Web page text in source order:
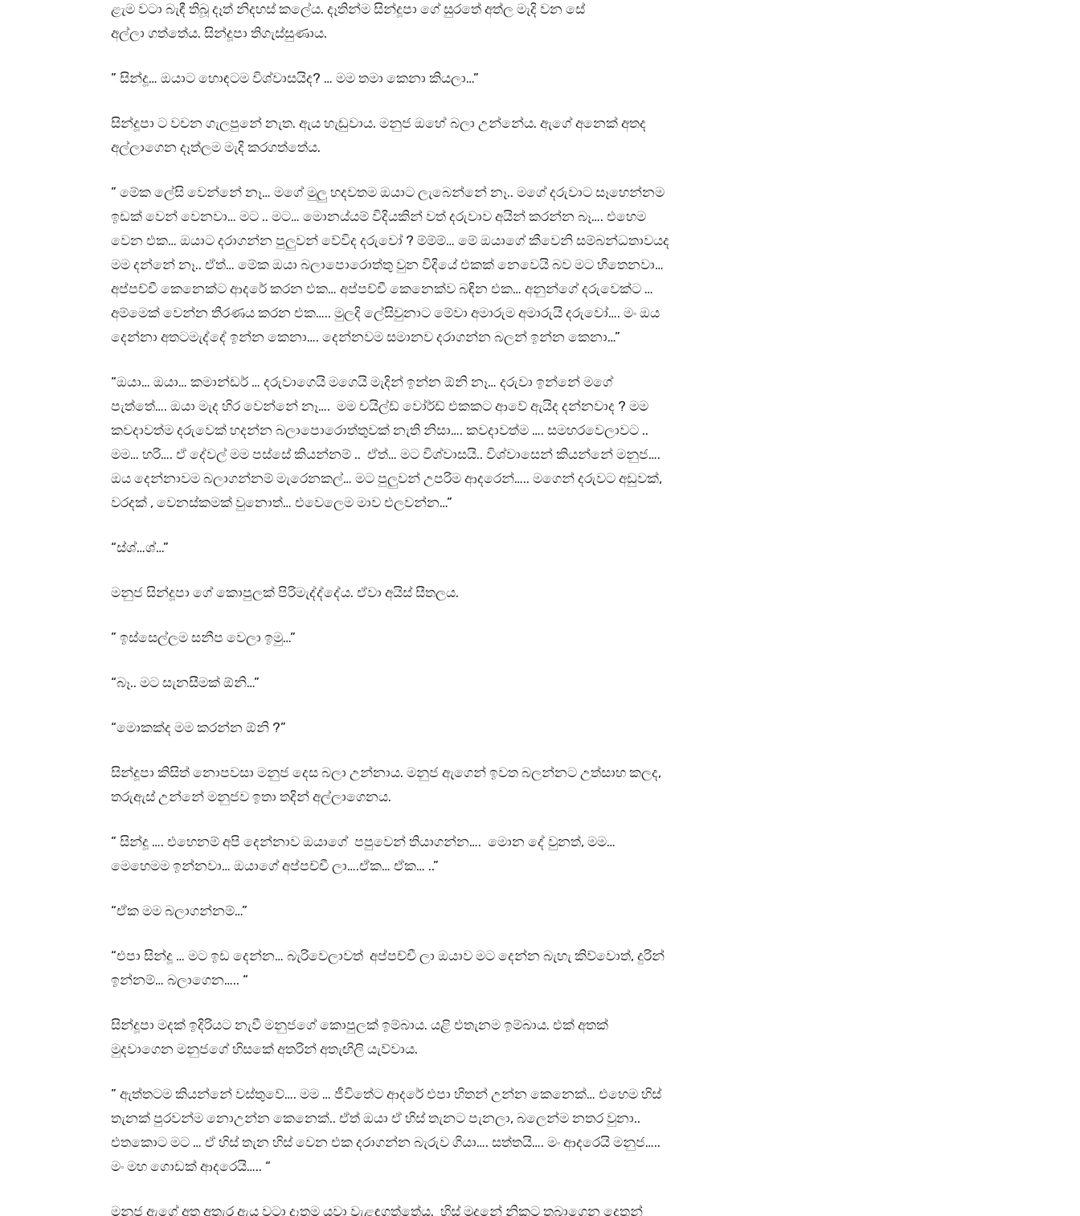
ළැම වටා බැඳී තිබූ දෑත් නිදහස් කලේය. දෑතින්ම සින්දූපා ගේ සුරතේ අත්ල මැදි වන සේ
අල්ලා ගත්තේය. සින්දූපා තිගැස්සුණාය.
” සින්දූ… ඔයාට හොඳටම විශ්වාසයිද? … මම තමා කෙනා කියලා…”
සින්දූපා ට වචන ගැලපුනේ නැත. ඇය හැඬුවාය. මනුජ ඔහේ බලා උන්නේය. ඇගේ අනෙක් අතද
අල්ලාගෙන දෑත්ලම මැදි කරගත්තේය.
” මේක ලේසි වෙන්නේ නෑ… මගේ මුලු හදවතම ඔයාට ලැබෙන්නේ නෑ.. මගේ දරුවාට සෑහෙන්නම
ඉඩක් වෙන් වෙනවා… මට .. මට… මොනය්යම් විදියකින් වත් දරුවාව අයින් කරන්න බෑ…. එහෙම
වෙන එක… ඔයාට දරාගන්න පුලුවන් වේවිද දරුවෝ ? ම්ම්ම්… මේ ඔයාගේ කීවෙනි සම්බන්ධතාවයද
මම දන්නේ නෑ.. ඒත්… මේක ඔයා බලාපොරොත්තු වුන විදියේ එකක් නෙවෙයි බව මට හිතෙනවා…
අප්පච්චී කෙනෙක්ට ආදරේ කරන එක… අප්පච්චී කෙනෙක්ව බඳින එක… අනුන්ගේ දරුවෙක්ට …
අම්මෙක් වෙන්න තීරණය කරන එක….. මුලදි ලේසිවුනාට මේවා අමාරුම අමාරුයි දරුවෝ…. මං ඔය
දෙන්නා අතටමැද්දේ ඉන්න කෙනා…. දෙන්නවම සමානව දරාගන්න බලන් ඉන්න කෙනා…”
“ඔයා… ඔයා… කමාන්ඩර් … දරුවාගෙයි මගෙයි මැදින් ඉන්න ඕනි නෑ… දරුවා ඉන්නේ මගේ
පැත්තේ…. ඔයා මැද හිර වෙන්නේ නෑ…. මම චයිල්ඩ් වෝර්ඩ් එකකට ආවේ ඇයිද දන්නවාද ? මම
කවදාවත්ම දරුවෙක් හදන්න බලාපොරොත්තුවක් නැති නිසා…. කවදාවත්ම …. සමහරවෙලාවට ..
මම… හරි…. ඒ දේවල් මම පස්සේ කියන්නම් .. ඒත්… මට විශ්වාසයි.. විශ්වාසෙන් කියන්නේ මනුජ….
ඔය දෙන්නාවම බලාගන්නම් මැරෙනකල්… මට පුලුවන් උපරිම ආදරෙන්….. මගෙන් දරුවට අඩුවක්,
වරදක් , වෙනස්කමක් වුනොත්… එවෙලෙම මාව එලවන්න…”
“ස්ශ්…ශ්…”
මනුජ සින්දූපා ගේ කොපුලක් පිරිමැද්ද්දේය. ඒවා අයිස් සීතලය.
” ඉස්සෙල්ලම සනීප වෙලා ඉමු…”
“බෑ.. මට සැනසීමක් ඕනි…”
“මොකක්ද මම කරන්න ඕනි ?”
සින්දූපා කිසිත් නොපවසා මනුජ දෙස බලා උන්නාය. මනුජ ඇගෙන් ඉවත බලන්නට උත්සාහ කලද,
තරුඇස් උන්නේ මනුජව ඉතා තදින් අල්ලාගෙනය.
” සින්දූ …. එහෙනම් අපි දෙන්නාව ඔයාගේ පපුවෙන් තියාගන්න…. මොන දේ වුනත්, මම…
මෙහෙමම ඉන්නවා… ඔයාගේ අප්පච්චී ලා….ඒක… ඒක… ..”
“ඒක මම බලාගන්නම්…”
“එපා සින්දූ … මට ඉඩ දෙන්න… බැරිවෙලාවත් අප්පච්චී ලා ඔයාව මට දෙන්න බැහැ කිව්වොත්, දුරින්
ඉන්නම්… බලාගෙන….. “
සින්දූපා මදක් ඉදිරියට නැවී මනුජගේ කොපුලක් ඉම්බාය. යළි එතැනම ඉම්බාය. එක් අතක්
මුදවාගෙන මනුජගේ හිසකේ අතරින් අතැඟිලි යැව්වාය.
” ඇත්තටම කියන්නේ වස්තුවේ…. මම … ජීවිතේට ආදරේ එපා හිතන් උන්න කෙනෙක්… එහෙම හිස්
තැනක් පුරවන්ම නොඋන්න කෙනෙක්.. ඒත් ඔයා ඒ හිස් තැනට පැනලා, බලෙන්ම නතර වුනා..
එතකොට මට … ඒ හිස් තැන හිස් වෙන එක දරාගන්න බැරුව ගියා…. සත්තයි…. මං ආදරෙයි මනුජ…..
මං මහ ගොඩක් ආදරෙයි….. “
මනුජ ඇගේ අත අතැර ඇය වටා දෑතම යවා වැළඳගත්තේය. හිස් මුදුනේ නිකට තබාගෙන දෙතුන්